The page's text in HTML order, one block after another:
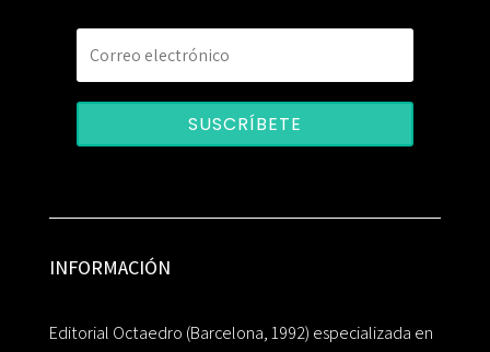
SUSCRÍBETE
INFORMACIÓN
Editorial Octaedro (Barcelona, 1992) especializada en